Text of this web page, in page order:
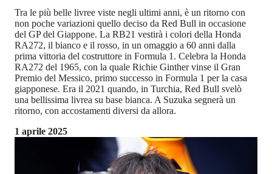
Tra le più belle livree viste negli ultimi anni, è un ritorno con
non poche variazioni quello deciso da Red Bull in occasione
del GP del Giappone. La RB21 vestirà i colori della Honda
RA272, il bianco e il rosso, in un omaggio a 60 anni dalla
prima vittoria del costruttore in Formula 1. Celebra la Honda
RA272 del 1965, con la quale Richie Ginther vinse il Gran
Premio del Messico, primo successo in Formula 1 per la casa
giapponese. Era il 2021 quando, in Turchia, Red Bull svelò
una bellissima livrea su base bianca. A Suzuka segnerà un
ritorno, con accostamenti diversi da allora.
1 aprile 2025